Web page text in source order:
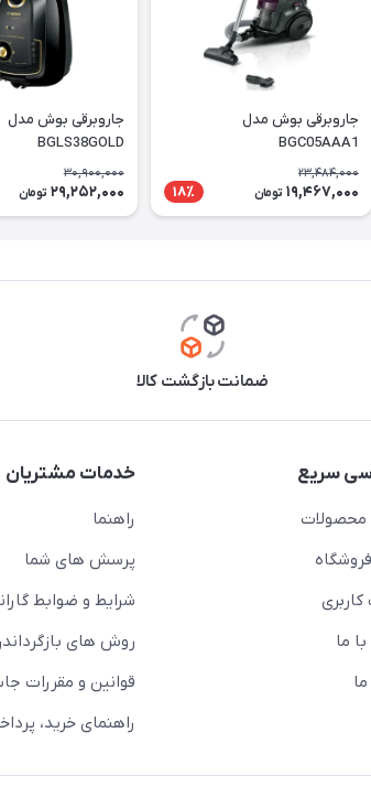
جاروبرقی بوش مدل
BGC05AAA1
23,484,000
19,467,000 تومان 18٪
جاروبرقی بوش مدل
BGLS38GOLD
30,900,000
29,252,000 تومان
ضمانت بازگشت کالا
سریع
ما
خدمات مشتریان
راهنما
پرسش های شما
شرایط و ضوابط
روش های
قوانین و مقررات
راهنمای خرید،